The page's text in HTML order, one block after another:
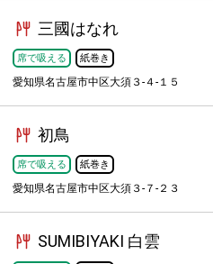
三國はなれ
席で吸える 紙巻き
愛知県名古屋市中区大須３-４-１５
初鳥
席で吸える 紙巻き
愛知県名古屋市中区大須３-７-２３
SUMIBIYAKI 白雲